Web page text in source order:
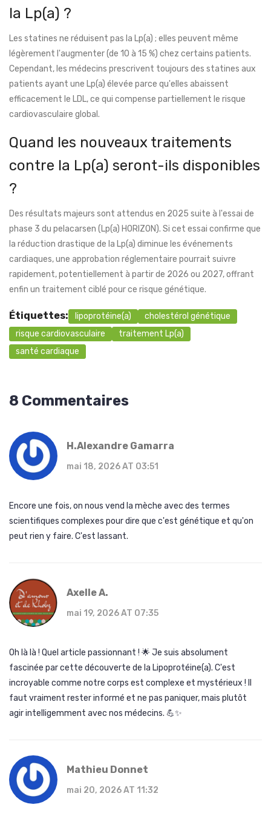
la Lp(a) ?
Les statines ne réduisent pas la Lp(a) ; elles peuvent même
légèrement l'augmenter (de 10 à 15 %) chez certains patients.
Cependant, les médecins prescrivent toujours des statines aux
patients ayant une Lp(a) élevée parce qu'elles abaissent
efficacement le LDL, ce qui compense partiellement le risque
cardiovasculaire global.
Quand les nouveaux traitements
contre la Lp(a) seront-ils disponibles
?
Des résultats majeurs sont attendus en 2025 suite à l'essai de
phase 3 du pelacarsen (Lp(a) HORIZON). Si cet essai confirme que
la réduction drastique de la Lp(a) diminue les événements
cardiaques, une approbation réglementaire pourrait suivre
rapidement, potentiellement à partir de 2026 ou 2027, offrant
enfin un traitement ciblé pour ce risque génétique.
Étiquettes: lipoprotéine(a)
cholestérol génétique
risque cardiovasculaire
traitement Lp(a)
santé cardiaque
8 Commentaires
H.Alexandre Gamarra
mai 18, 2026 AT 03:51
Encore une fois, on nous vend la mèche avec des termes
scientifiques complexes pour dire que c'est génétique et qu'on
peut rien y faire. C'est lassant.
Axelle A.
mai 19, 2026 AT 07:35
Oh là là ! Quel article passionnant ! 🌟 Je suis absolument
fascinée par cette découverte de la Lipoprotéine(a). C'est
incroyable comme notre corps est complexe et mystérieux ! Il
faut vraiment rester informé et ne pas paniquer, mais plutôt
agir intelligemment avec nos médecins. 💪✨
Mathieu Donnet
mai 20, 2026 AT 11:32